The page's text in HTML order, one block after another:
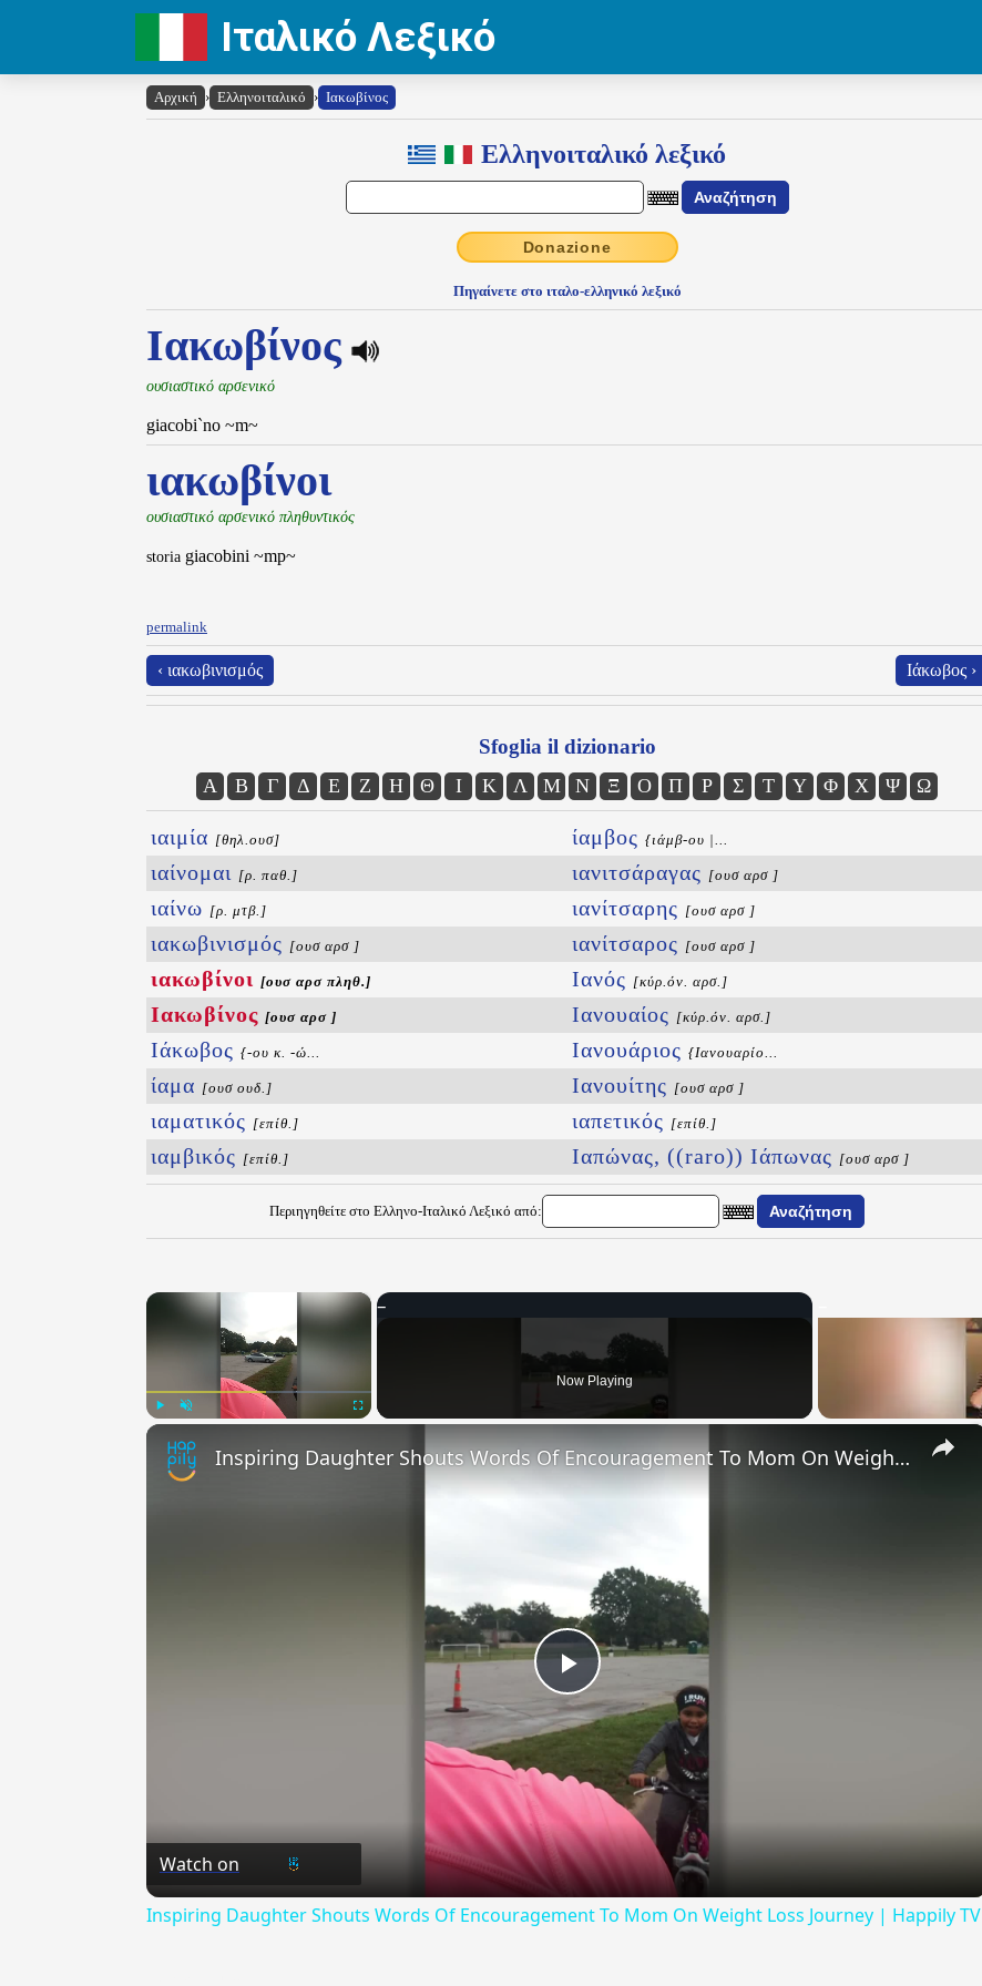
Ιταλικό Λεξικό
Αρχική › Ελληνοιταλικό › Ιακωβίνος
Ελληνοιταλικό λεξικό
Donazione
Πηγαίνετε στο ιταλο-ελληνικό λεξικό
Ιακωβίνος
ουσιαστικό αρσενικό
giacobi`no ~m~
ιακωβίνοι
ουσιαστικό αρσενικό πληθυντικός
storia giacobini ~mp~
permalink
‹ ιακωβινισμός Ιάκωβος ›
Sfoglia il dizionario
Α Β Γ Δ Ε Ζ Η Θ Ι Κ Λ Μ Ν Ξ Ο Π Ρ Σ Τ Υ Φ Χ Ψ Ω
ιαιμία [θηλ.ουσ]
ιαίνομαι [ρ. παθ.]
ιαίνω [ρ. μτβ.]
ιακωβινισμός [ουσ αρσ ]
ιακωβίνοι [ουσ αρσ πληθ.]
Ιακωβίνος [ουσ αρσ ]
Ιάκωβος {-ου κ. -ώ...
ίαμα [ουσ ουδ.]
ιαματικός [επίθ.]
ιαμβικός [επίθ.]
ίαμβος {ιάμβ-ου |...
ιανιτσάραγας [ουσ αρσ ]
ιανίτσαρης [ουσ αρσ ]
ιανίτσαρος [ουσ αρσ ]
Ιανός [κύρ.όν. αρσ.]
Ιανουαίος [κύρ.όν. αρσ.]
Ιανουάριος {Ιανουαρίο...
Ιανουίτης [ουσ αρσ ]
ιαπετικός [επίθ.]
Ιαπώνας, ((raro)) Ιάπωνας [ουσ αρσ ]
Περιηγηθείτε στο Ελληνο-Ιταλικό Λεξικό από:
×
Now Playing
×
Play
Video
Inspiring Daughter Shouts Words Of Encouragement To Mom On Weight Loss Journey | Happily TV
Watch on
Inspiring Daughter Shouts Words Of Encouragement To Mom On Weight Loss Journey | Happily TV